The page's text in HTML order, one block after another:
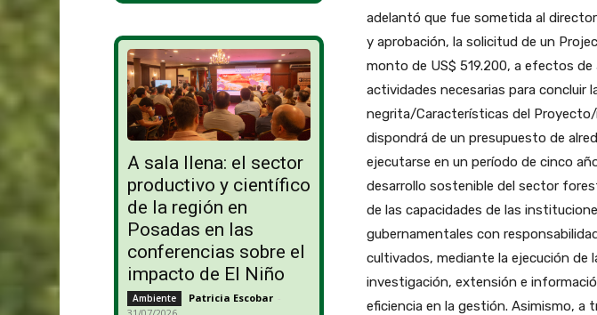
A sala llena: el sector
productivo y científico
de la región en
Posadas en las
conferencias sobre el
impacto de El Niño
Ambiente Patricia Escobar -
adelantó que fue sometida al
y aprobación, la solicitud de un
monto de US$ 519.200, a efectos
actividades necesarias para concluir
negrita/Características del
dispondrá de un presupuesto de
ejecutarse en un período de cinco
desarrollo sostenible del sector
de las capacidades de las
gubernamentales con
cultivados, mediante la ejecución de
investigación, extensión e
eficiencia en la gestión. Asimismo, a